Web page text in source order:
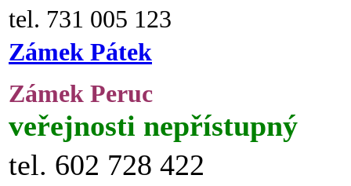
tel. 731 005 123
Zámek Pátek
Zámek Peruc
veřejnosti nepřístupný
tel. 602 728 422